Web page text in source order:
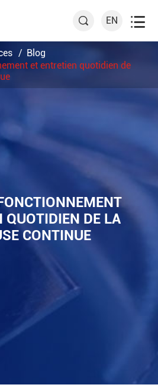
 EN 
Blog
et entretien quotidien de
QUOTIDIEN DE LA
CONTINUE